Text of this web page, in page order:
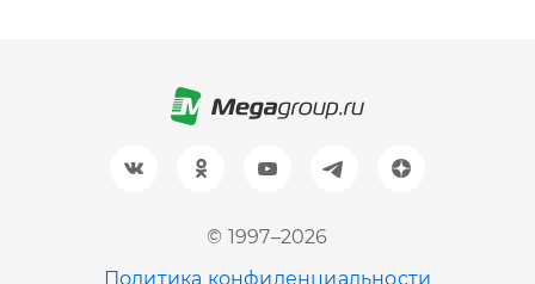
© 1997–2026
Политика конфиденциальности
+7 (961) 999-93-93
+7 (383) 207-80-51